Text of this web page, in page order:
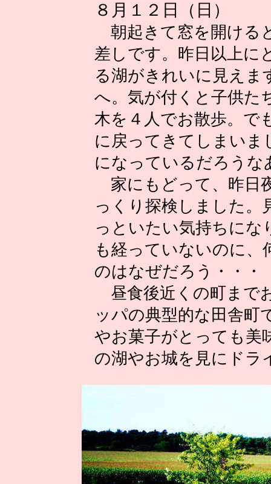
８月１２日（日）
朝起きて窓を開ける
差しです。昨日以上に
る湖がきれいに見えま
へ。気が付くと子供た
木を４人でお散歩。で
に戻ってきてしまいま
になっているだろうな
家にもどって、昨日
っくり探検しました。
っといたい気持ちにな
も経っていないのに
のはなぜだろう・・・
昼食後近くの町まで
ッパの典型的な田舎町
やお菓子がとっても美
の湖やお城を見にドラ